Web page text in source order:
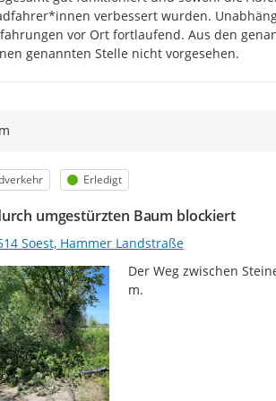
verbessert wurden.
vor Ort fortlaufend. Aus den
genannten Stelle nicht vorgesehen.
Status
Erledigt
umgestürzten Baum blockiert
Soest, Hammer Landstraße
Der Weg zwischen
m.